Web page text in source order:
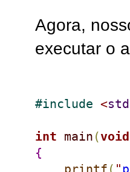
Agora,
executar o
#include <
int main (void
{
printf ( "